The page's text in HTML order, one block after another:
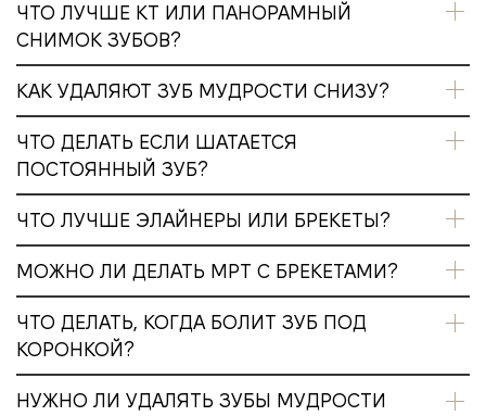
ЧТО ЛУЧШЕ КТ ИЛИ ПАНОРАМНЫЙ
СНИМОК ЗУБОВ?
КАК УДАЛЯЮТ ЗУБ МУДРОСТИ СНИЗУ?
ЧТО ДЕЛАТЬ ЕСЛИ ШАТАЕТСЯ
ПОСТОЯННЫЙ ЗУБ?
ЧТО ЛУЧШЕ ЭЛАЙНЕРЫ ИЛИ БРЕКЕТЫ?
МОЖНО ЛИ ДЕЛАТЬ МРТ С БРЕКЕТАМИ?
ЧТО ДЕЛАТЬ, КОГДА БОЛИТ ЗУБ ПОД
КОРОНКОЙ?
НУЖНО ЛИ УДАЛЯТЬ ЗУБЫ МУДРОСТИ